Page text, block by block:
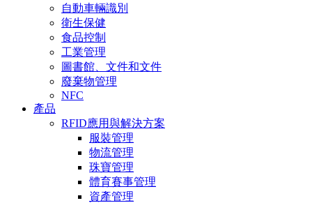
自動車輛識別
衛生保健
食品控制
工業管理
圖書館、文件和文件
廢棄物管理
NFC
產品
RFID應用與解決方案
服裝管理
物流管理
珠寶管理
體育賽事管理
資產管理